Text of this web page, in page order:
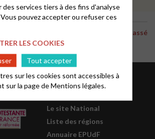
Non classé
Acteurs EPUdF
Le site National
Liste des régions
Annuaire EPUdF
des services tiers à des fins d'analyse
pouvez accepter ou refuser ces
LES COOKIES
Tout accepter
sur les cookies sont accessibles à
sur la page deMentions légales.